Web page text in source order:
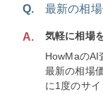
Q. 最新の相
A.
気軽に相場
HowMaのAI
最新の相場
に1度のサ